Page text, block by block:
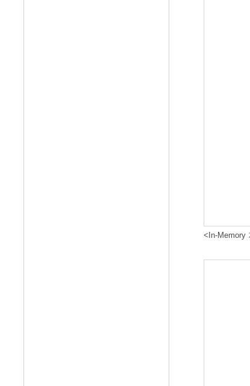
<In-Memory